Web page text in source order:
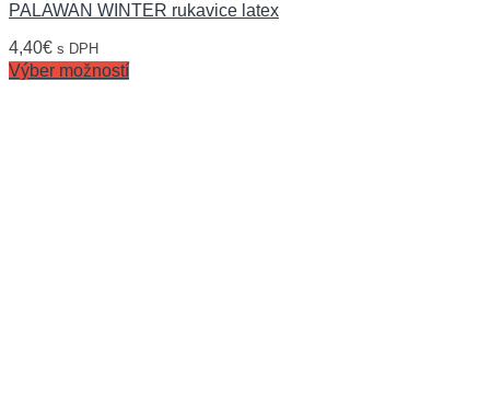
PALAWAN WINTER rukavice latex
4,40€ s DPH
Výber možností